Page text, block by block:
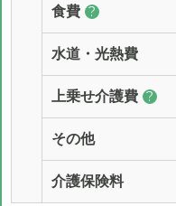
食費 ?
水道・光熱費
上乗せ介護費 ?
その他
介護保険料